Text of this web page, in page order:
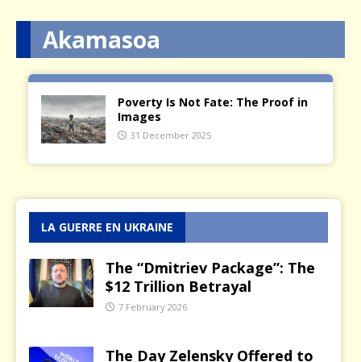
Akamasoa
Poverty Is Not Fate: The Proof in
Images
31 December 2025
LA GUERRE EN UKRAINE
The “Dmitriev Package”: The
$12 Trillion Betrayal
7 February 2026
The Day Zelensky Offered to